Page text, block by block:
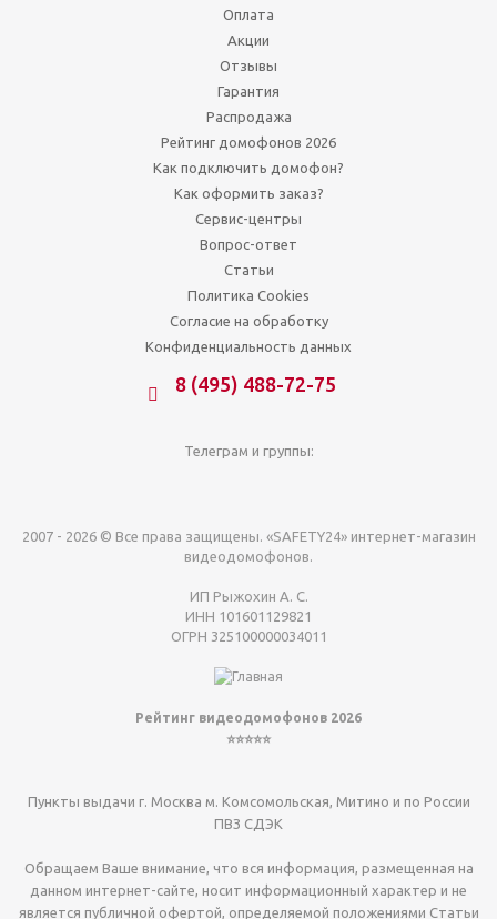
Оплата
Акции
Отзывы
Гарантия
Распродажа
Рейтинг домофонов 2026
Как подключить домофон?
Как оформить заказ?
Сервис-центры
Вопрос-ответ
Статьи
Политика Cookies
Согласие на обработку
Конфиденциальность данных
8 (495) 488-72-75
Телеграм и группы:
2007 - 2026 © Все права защищены. «SAFETY24» интернет-магазин
видеодомофонов.
ИП Рыжохин А. С.
ИНН 101601129821
ОГРН 325100000034011
Рейтинг видеодомофонов 2026
⭐⭐⭐⭐⭐
Пункты выдачи г. Москва м. Комсомольская, Митино и по России
ПВЗ СДЭК
Обращаем Ваше внимание, что вся информация, размещенная на
данном интернет-сайте, носит информационный характер и не
является публичной офертой, определяемой положениями Статьи